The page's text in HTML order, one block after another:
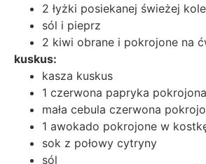
2 łyżki posiekanej świeżej
sól i pieprz
2 kiwi obrane i pokrojone na
kuskus:
kasza kuskus
1 czerwona papryka
mała cebula czerwona
1 awokado pokrojone w
sok z połowy cytryny
sól